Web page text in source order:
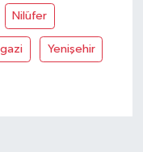
Nilüfer
Yenişehir